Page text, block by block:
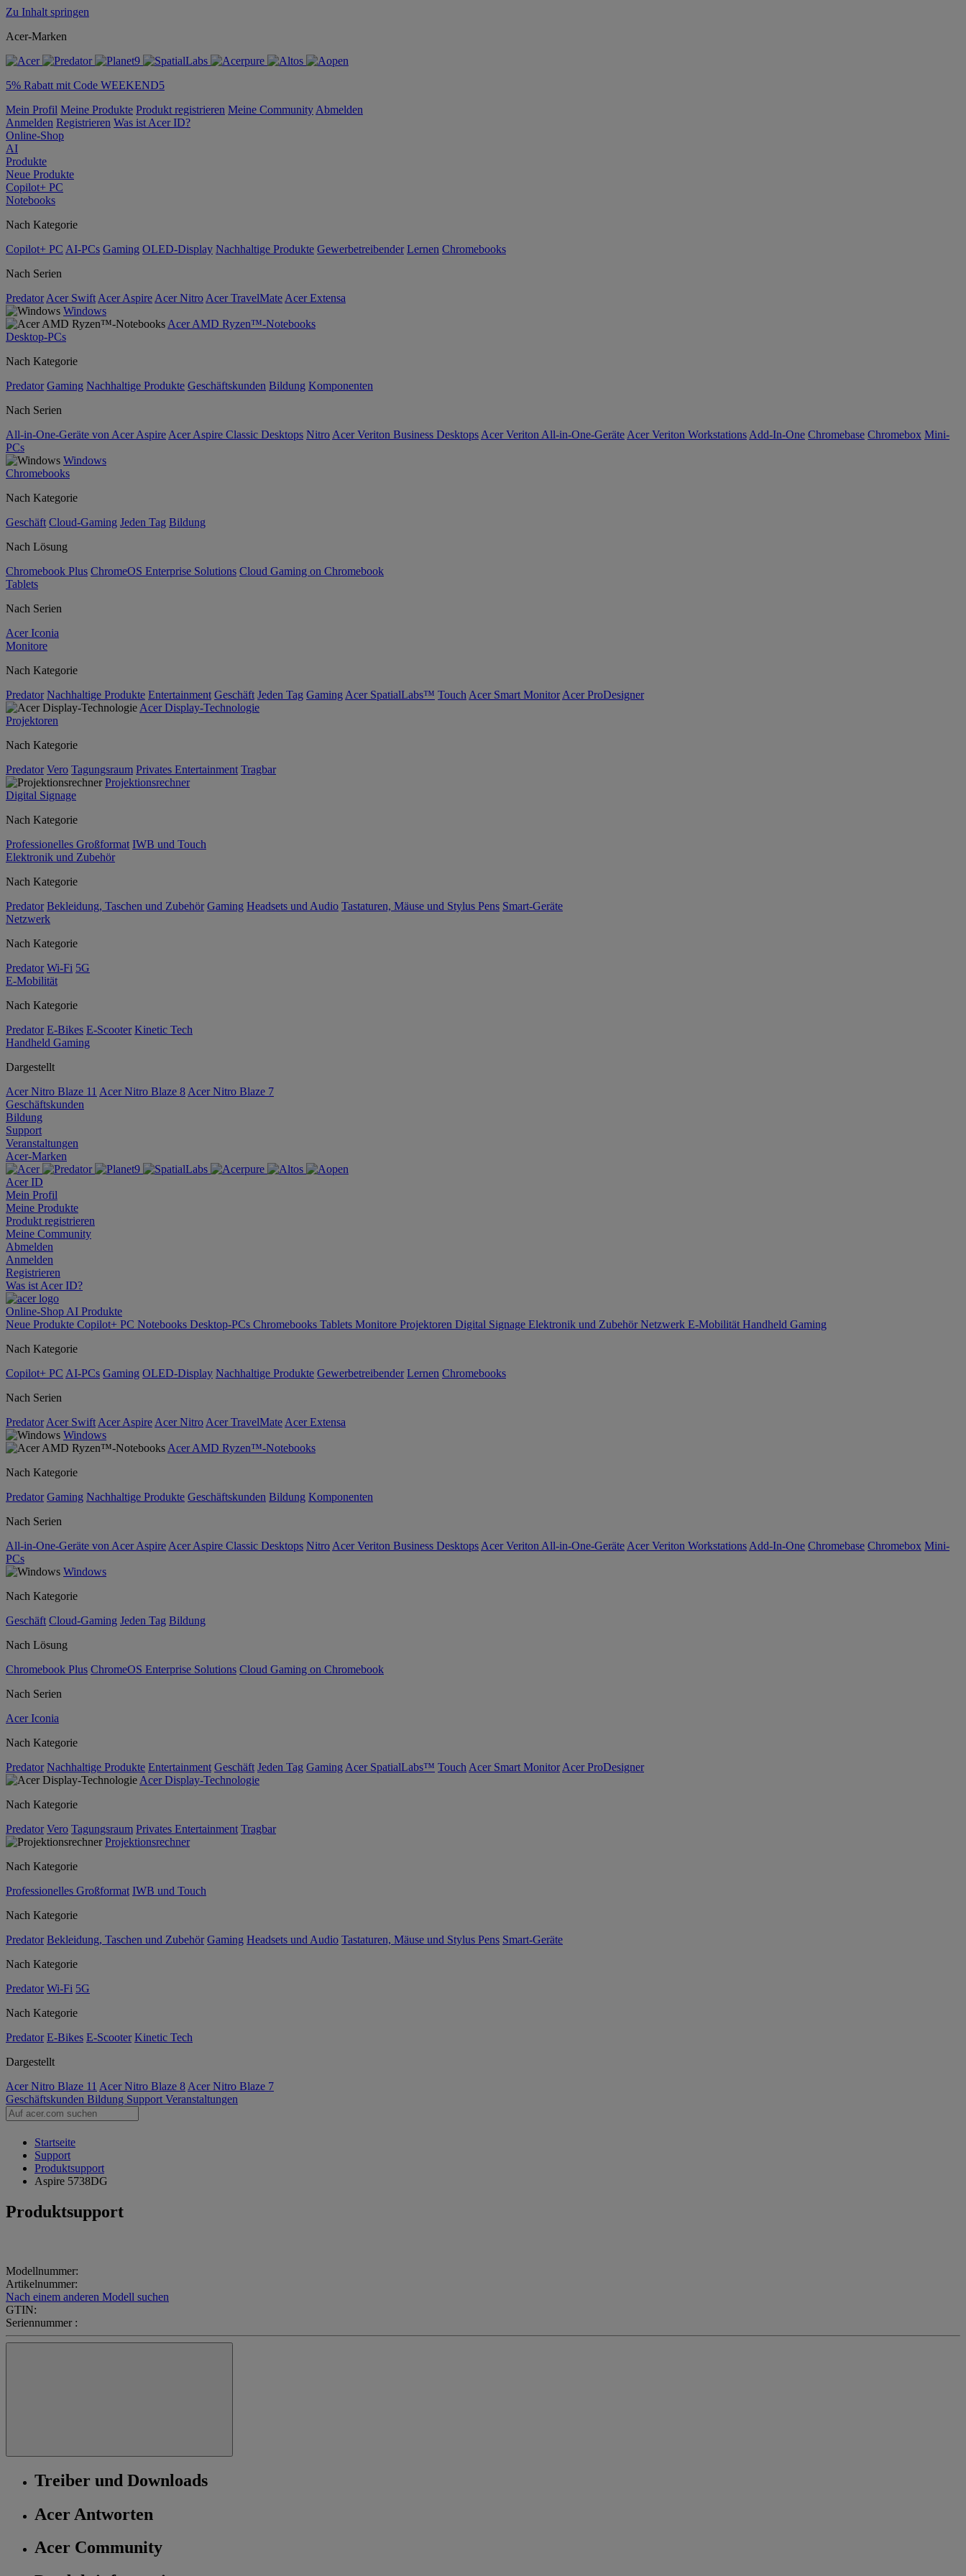
Zu Inhalt springen
Acer-Marken
5% Rabatt mit Code WEEKEND5
Mein Profil Meine Produkte Produkt registrieren Meine Community Abmelden
Anmelden Registrieren Was ist Acer ID?
Online-Shop
AI
Produkte
Neue Produkte
Copilot+ PC
Notebooks
Nach Kategorie
Copilot+ PC AI-PCs Gaming OLED-Display Nachhaltige Produkte Gewerbetreibender Lernen Chromebooks
Nach Serien
Predator Acer Swift Acer Aspire Acer Nitro Acer TravelMate Acer Extensa
Windows
Acer AMD Ryzen™-Notebooks
Desktop-PCs
Nach Kategorie
Predator Gaming Nachhaltige Produkte Geschäftskunden Bildung Komponenten
Nach Serien
All-in-One-Geräte von Acer Aspire Acer Aspire Classic Desktops Nitro Acer Veriton Business Desktops Acer Veriton All-in-One-Geräte Acer Veriton Workstations Add-In-One Chromebase Chromebox Mini-
PCs
Windows
Chromebooks
Nach Kategorie
Geschäft Cloud-Gaming Jeden Tag Bildung
Nach Lösung
Chromebook Plus ChromeOS Enterprise Solutions Cloud Gaming on Chromebook
Tablets
Nach Serien
Acer Iconia
Monitore
Nach Kategorie
Predator Nachhaltige Produkte Entertainment Geschäft Jeden Tag Gaming Acer SpatialLabs™ Touch Acer Smart Monitor Acer ProDesigner
Acer Display-Technologie
Projektoren
Nach Kategorie
Predator Vero Tagungsraum Privates Entertainment Tragbar
Projektionsrechner
Digital Signage
Nach Kategorie
Professionelles Großformat IWB und Touch
Elektronik und Zubehör
Nach Kategorie
Predator Bekleidung, Taschen und Zubehör Gaming Headsets und Audio Tastaturen, Mäuse und Stylus Pens Smart-Geräte
Netzwerk
Nach Kategorie
Predator Wi-Fi 5G
E-Mobilität
Nach Kategorie
Predator E-Bikes E-Scooter Kinetic Tech
Handheld Gaming
Dargestellt
Acer Nitro Blaze 11 Acer Nitro Blaze 8 Acer Nitro Blaze 7
Geschäftskunden
Bildung
Support
Veranstaltungen
Acer-Marken
Acer ID
Mein Profil
Meine Produkte
Produkt registrieren
Meine Community
Abmelden
Anmelden
Registrieren
Was ist Acer ID?
Online-Shop AI Produkte
Neue Produkte Copilot+ PC Notebooks Desktop-PCs Chromebooks Tablets Monitore Projektoren Digital Signage Elektronik und ZubehörNetzwerk E-Mobilität Handheld Gaming
Nach Kategorie
Copilot+ PC AI-PCs Gaming OLED-Display Nachhaltige Produkte Gewerbetreibender Lernen Chromebooks
Nach Serien
Predator Acer Swift Acer Aspire Acer Nitro Acer TravelMate Acer Extensa
Windows
Acer AMD Ryzen™-Notebooks
Nach Kategorie
Predator Gaming Nachhaltige Produkte Geschäftskunden Bildung Komponenten
Nach Serien
All-in-One-Geräte von Acer Aspire Acer Aspire Classic Desktops Nitro Acer Veriton Business Desktops Acer Veriton All-in-One-Geräte Acer Veriton Workstations Add-In-One Chromebase Chromebox Mini-
PCs
Windows
Nach Kategorie
Geschäft Cloud-Gaming Jeden Tag Bildung
Nach Lösung
Chromebook Plus ChromeOS Enterprise Solutions Cloud Gaming on Chromebook
Nach Serien
Acer Iconia
Nach Kategorie
Predator Nachhaltige Produkte Entertainment Geschäft Jeden Tag Gaming Acer SpatialLabs™ Touch Acer Smart Monitor Acer ProDesigner
Acer Display-Technologie
Nach Kategorie
Predator Vero Tagungsraum Privates Entertainment Tragbar
Projektionsrechner
Nach Kategorie
Professionelles Großformat IWB und Touch
Nach Kategorie
Predator Bekleidung, Taschen und Zubehör Gaming Headsets und Audio Tastaturen, Mäuse und Stylus Pens Smart-Geräte
Nach Kategorie
Predator Wi-Fi 5G
Nach Kategorie
Predator E-Bikes E-Scooter Kinetic Tech
Dargestellt
Acer Nitro Blaze 11 Acer Nitro Blaze 8 Acer Nitro Blaze 7
Geschäftskunden Bildung Support Veranstaltungen
Startseite
Support
Produktsupport
Aspire 5738DG
Produktsupport
Modellnummer:
Artikelnummer:
Nach einem anderen Modell suchen
GTIN:
Seriennummer :
Treiber und Downloads
Acer Antworten
Acer Community